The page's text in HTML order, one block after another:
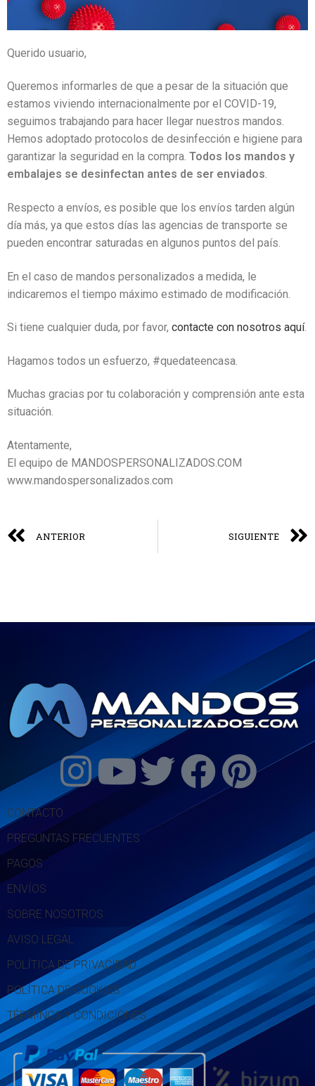
Querido usuario,
Queremos informarles de que a pesar de la situación que
estamos viviendo internacionalmente por el COVID-19,
seguimos trabajando para hacer llegar nuestros mandos.
Hemos adoptado protocolos de desinfección e higiene para
garantizar la seguridad en la compra. Todos los mandos y
embalajes se desinfectan antes de ser enviados.
Respecto a envíos, es posible que los envíos tarden algún
día más, ya que estos días las agencias de transporte se
pueden encontrar saturadas en algunos puntos del país.
En el caso de mandos personalizados a medida, le
indicaremos el tiempo máximo estimado de modificación.
Si tiene cualquier duda, por favor, contacte con nosotros aquí.
Hagamos todos un esfuerzo, #quedateencasa.
Muchas gracias por tu colaboración y comprensión ante esta
situación.
Atentamente,
El equipo de MANDOSPERSONALIZADOS.COM
www.mandospersonalizados.com
ANTERIOR SIGUIENTE
CONTACTO
PREGUNTAS FRECUENTES
PAGOS
ENVÍOS
SOBRE NOSOTROS
AVISO LEGAL
POLÍTICA DE PRIVACIDAD
POLÍTICA DE COOKIES
TÉRMINOS Y CONDICIONES